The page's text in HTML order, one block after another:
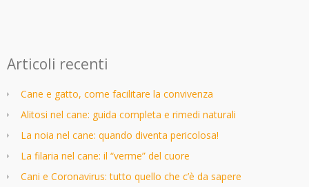
Articoli recenti
Cane e gatto, come facilitare la convivenza
Alitosi nel cane: guida completa e rimedi naturali
La noia nel cane: quando diventa pericolosa!
La filaria nel cane: il “verme” del cuore
Cani e Coronavirus: tutto quello che c’è da sapere